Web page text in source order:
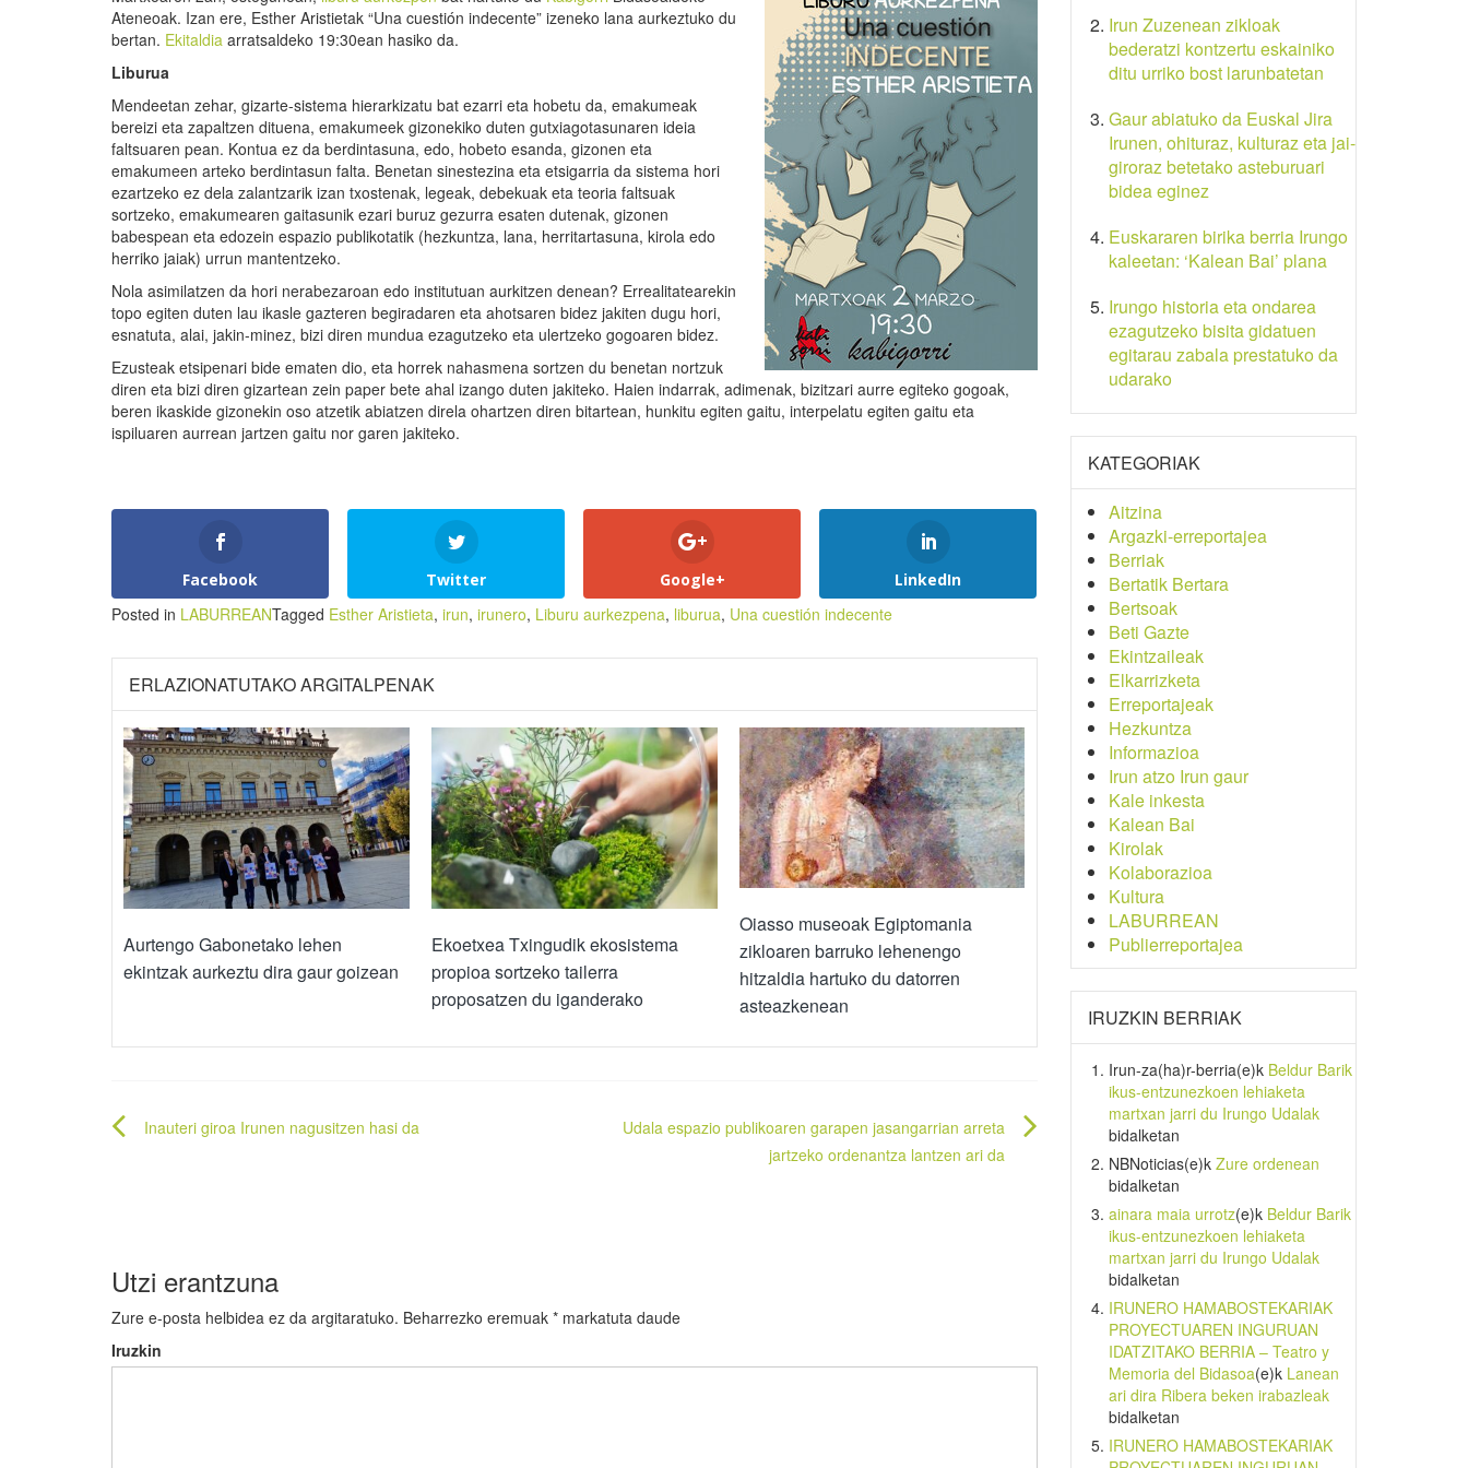
Ateneoak. Izan ere, Esther Aristietak “Una cuestión indecente” izeneko lana aurkeztuko du
bertan. Ekitaldia arratsaldeko 19:30ean hasiko da.
Liburua
Mendeetan zehar, gizarte-sistema hierarkizatu bat ezarri eta hobetu da, emakumeak
bereizi eta zapaltzen dituena, emakumeek gizonekiko duten gutxiagotasunaren ideia
faltsuaren pean. Kontua ez da berdintasuna, edo, hobeto esanda, gizonen eta
emakumeen arteko berdintasun falta. Benetan sinestezina eta etsigarria da sistema hori
ezartzeko ez dela zalantzarik izan txostenak, legeak, debekuak eta teoria faltsuak
sortzeko, emakumearen gaitasunik ezari buruz gezurra esaten dutenak, gizonen
babespean eta edozein espazio publikotatik (hezkuntza, lana, herritartasuna, kirola edo
herriko jaiak) urrun mantentzeko.
Nola asimilatzen da hori nerabezaroan edo institutuan aurkitzen denean? Errealitatearekin
topo egiten duten lau ikasle gazteren begiradaren eta ahotsaren bidez jakiten dugu hori,
esnatuta, alai, jakin-minez, bizi diren mundua ezagutzeko eta ulertzeko gogoaren bidez.
Ezusteak etsipenari bide ematen dio, eta horrek nahasmena sortzen du benetan nortzuk
diren eta bizi diren gizartean zein paper bete ahal izango duten jakiteko. Haien indarrak, adimenak, bizitzari aurre egiteko gogoak,
beren ikaskide gizonekin oso atzetik abiatzen direla ohartzen diren bitartean, hunkitu egiten gaitu, interpelatu egiten gaitu eta
ispiluaren aurrean jartzen gaitu nor garen jakiteko.
Facebook Twitter Google+ LinkedIn
Posted in LABURREANTagged Esther Aristieta, irun, irunero, Liburu aurkezpena, liburua, Una cuestión indecente
ERLAZIONATUTAKO ARGITALPENAK
Aurtengo Gabonetako lehen
ekintzak aurkeztu dira gaur goizean
Ekoetxea Txingudik ekosistema
propioa sortzeko tailerra
proposatzen du iganderako
Oiasso museoak Egiptomania
zikloaren barruko lehenengo
hitzaldia hartuko du datorren
asteazkenean
Bidalketetan
Inauteri giroa Irunen nagusitzen hasi da
Udala espazio publikoaren garapen jasangarrian arreta
jartzeko ordenantza lantzen ari da
Utzi erantzuna
Zure e-posta helbidea ez da argitaratuko. Beharrezko eremuak * markatuta daude
Iruzkin
Irun Zuzenean zikloak
bederatzi kontzertu eskainiko
ditu urriko bost larunbatetan
Gaur abiatuko da Euskal Jira
Irunen, ohituraz, kulturaz eta jai-
giroraz betetako asteburuari
bidea eginez
Euskararen birika berria Irungo
kaleetan: ‘Kalean Bai’ plana
Irungo historia eta ondarea
ezagutzeko bisita gidatuen
egitarau zabala prestatuko da
udarako
KATEGORIAK
Aitzina
Argazki-erreportajea
Berriak
Bertatik Bertara
Bertsoak
Beti Gazte
Ekintzaileak
Elkarrizketa
Erreportajeak
Hezkuntza
Informazioa
Irun atzo Irun gaur
Kale inkesta
Kalean Bai
Kirolak
Kolaborazioa
Kultura
LABURREAN
Publierreportajea
IRUZKIN BERRIAK
Irun-za(ha)r-berria(e)k Beldur Barik
ikus-entzunezkoen lehiaketa
martxan jarri du Irungo Udalak
bidalketan
NBNoticias(e)k Zure ordenean
bidalketan
ainara maia urrotz(e)k Beldur Barik
ikus-entzunezkoen lehiaketa
martxan jarri du Irungo Udalak
bidalketan
IRUNERO HAMABOSTEKARIAK
PROYECTUAREN INGURUAN
IDATZITAKO BERRIA – Teatro y
Memoria del Bidasoa(e)k Lanean
ari dira Ribera beken irabazleak
bidalketan
IRUNERO HAMABOSTEKARIAK